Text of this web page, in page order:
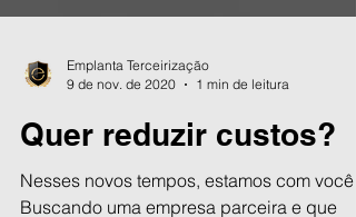
9 de nov. de 2020
1 min de leitura
Quer reduzir custos?